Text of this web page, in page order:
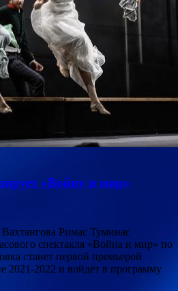
«Войну и мир»
Римас Туминас
спектакля «Война и мир» по
станет первой премьерой
2021-2022 и войдёт в программу